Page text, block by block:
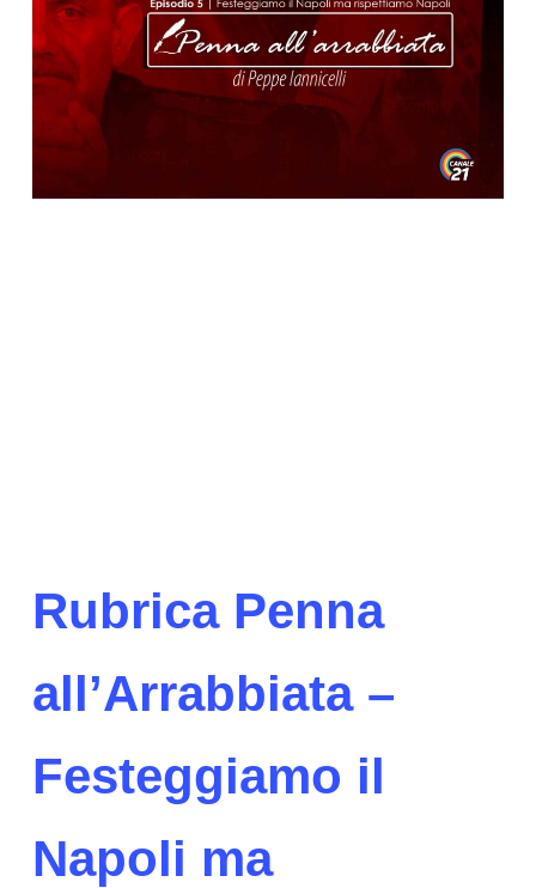
Rubrica Penna
all’Arrabbiata –
Festeggiamo il
Napoli ma